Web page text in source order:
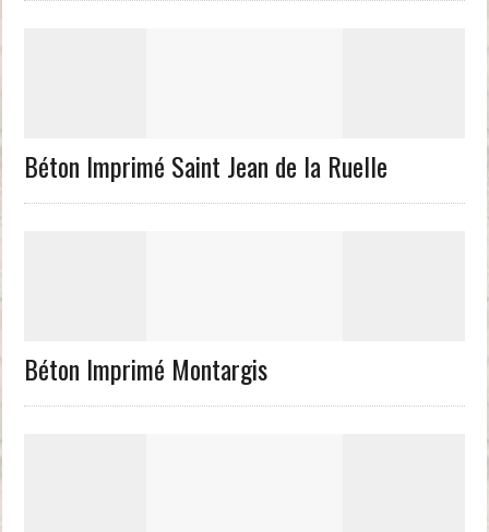
Béton Imprimé Saint Jean de la Ruelle
Béton Imprimé Montargis